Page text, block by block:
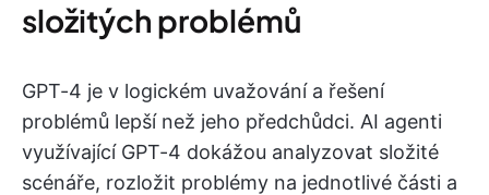
složitých problémů
GPT-4 je v logickém uvažování a řešení
problémů lepší než jeho předchůdci. AI agenti
využívající GPT-4 dokážou analyzovat složité
scénáře, rozložit problémy na jednotlivé části a